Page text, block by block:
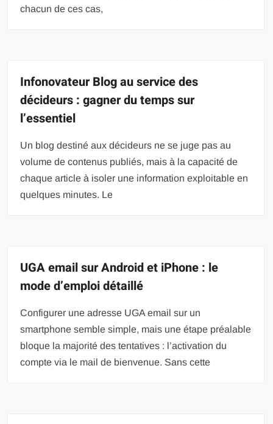
chacun de ces cas,
Infonovateur Blog au service des
décideurs : gagner du temps sur
l’essentiel
Un blog destiné aux décideurs ne se juge pas au
volume de contenus publiés, mais à la capacité de
chaque article à isoler une information exploitable en
quelques minutes. Le
UGA email sur Android et iPhone : le
mode d’emploi détaillé
Configurer une adresse UGA email sur un
smartphone semble simple, mais une étape préalable
bloque la majorité des tentatives : l’activation du
compte via le mail de bienvenue. Sans cette